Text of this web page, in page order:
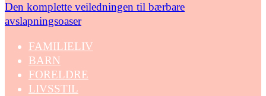
Den komplette veiledningen til bærbare
avslapningsoaser
FAMILIELIV
BARN
FORELDRE
LIVSSTIL